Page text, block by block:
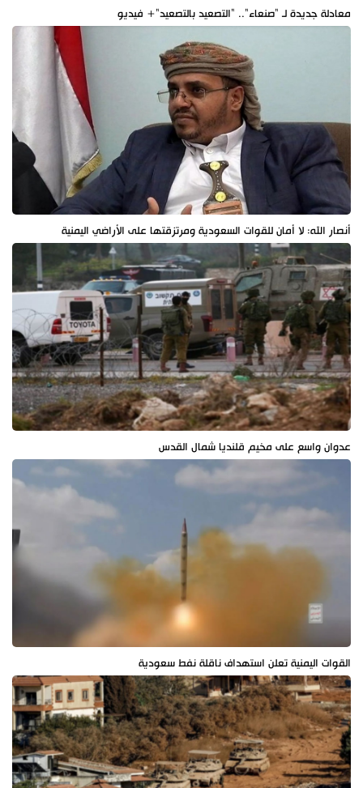
معادلة جديدة لـ "صنعاء".. "التصعيد بالتصعيد"+ فيديو
أنصار الله: لا أمان للقوات السعودية ومرتزقتها على الأراضي اليمنية
عدوان واسع على مخيم قلنديا شمال القدس
القوات اليمنية تعلن استهداف ناقلة نفط سعودية